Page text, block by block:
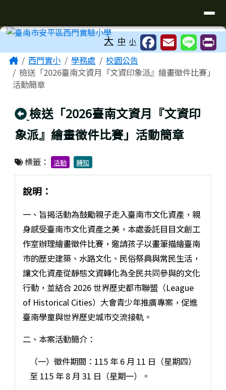
工具列 大 中 小
主內容區域
Home西門實小 學務處
校園公告
檢送「2026臺南文資月『文資印象派』繪畫徵件比賽」
活動簡章
回上頁
檢送「2026臺南文資月『文資印
象派』繪畫徵件比賽」活動簡章
標籤： 活動 轉知
說明：
一、旨揭活動為鼓勵親子走入臺南市文化資產，親
身感受臺南市文化資產之美，本處委託目目文創工
作室辦理繪畫徵件比賽，邀請孩子以畫筆描繪臺南
市的歷史建築、水路文化、民俗祭典與常民生活，
讓文化資產從靜態文資轉化為全民共同參與的文化
行動，並結合 2026 世界歷史都市聯盟（League
of Historical Cities）大會青少年推廣專案，促進
臺南學童與世界歷史城市交流接軌。
二、本案活動簡介：
（一）徵件期間：115 年 6 月 11 日（星期四）
至 115 年 8 月 31 日（星期一）。
頁尾區域